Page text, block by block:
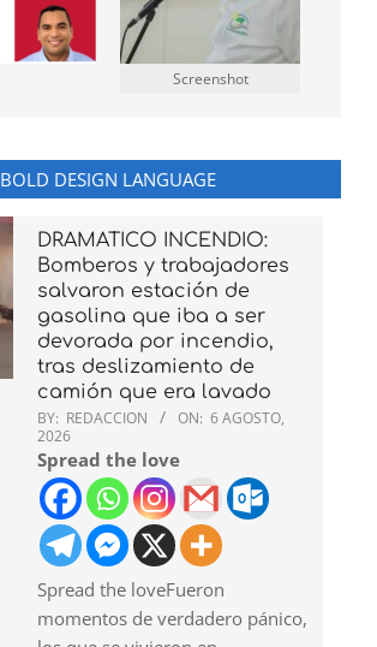
Screenshot
BOLD DESIGN LANGUAGE
DRAMATICO INCENDIO:
Bomberos y trabajadores
salvaron estación de
gasolina que iba a ser
devorada por incendio,
tras deslizamiento de
camión que era lavado
BY: REDACCION ON: 6 AGOSTO,
2026
Spread the love
Spread the loveFueron
momentos de verdadero pánico,